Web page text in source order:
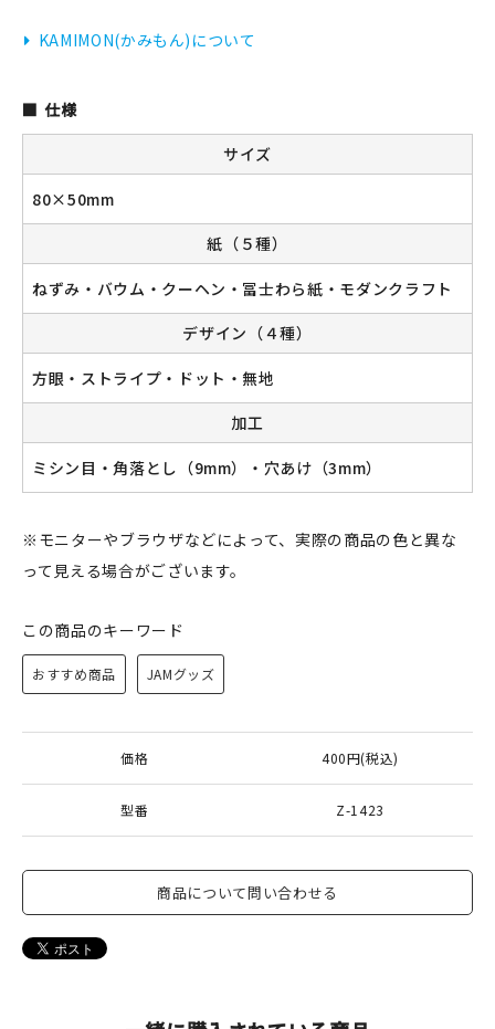
おしらせ
ログイン
カートを見る
お買い物ガイド
よくある質問
お問い合わせ
KAMIMON(かみもん)について
仕様
サイズ
80×50mm
紙（５種）
ねずみ・バウム・クーヘン・冨士わら紙・モダンクラフト
デザイン（４種）
方眼・ストライプ・ドット・無地
加工
ミシン目・角落とし（9mm）・穴あけ（3mm）
※モニターやブラウザなどによって、実際の商品の色と異な
って見える場合がございます。
この商品のキーワード
おすすめ商品 JAMグッズ
価格 400円(税込)
型番 Z-1423
商品について問い合わせる